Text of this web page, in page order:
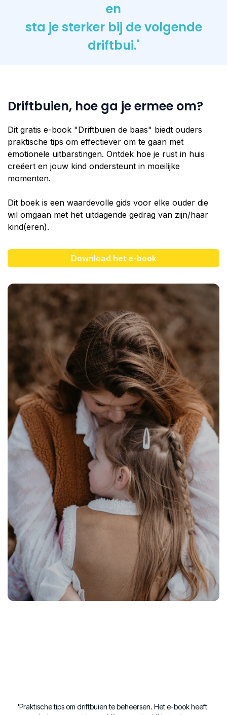
en
sta je sterker bij de volgende
driftbui.'
Driftbuien, hoe ga je ermee om?
Dit gratis e-book "Driftbuien de baas" biedt ouders
praktische tips om effectiever om te gaan met
emotionele uitbarstingen. Ontdek hoe je rust in huis
creëert en jouw kind ondersteunt in moeilijke
momenten.
Dit boek is een waardevolle gids voor elke ouder die
wil omgaan met het uitdagende gedrag van zijn/haar
kind(eren).
Download het e-book
'Praktische tips om driftbuien te beheersen. Het e-book heeft